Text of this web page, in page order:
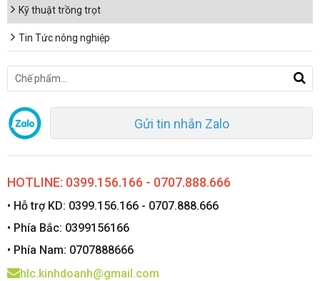
Kỹ thuật trồng trọt
Tin Tức nông nghiệp
Gửi tin nhắn Zalo
HOTLINE: 0399.156.166 - 0707.888.666
• Hỗ trợ KD: 0399.156.166 - 0707.888.666
• Phía Bắc: 0399156166
• Phía Nam: 0707888666
hlc.kinhdoanh@gmail.com